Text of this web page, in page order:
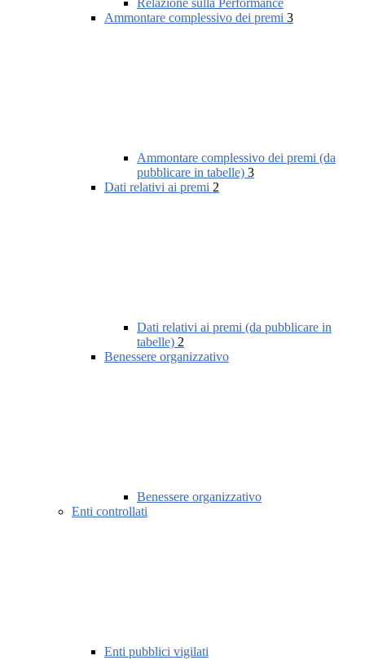
Relazione sulla Performance
Ammontare complessivo dei premi 3
Ammontare complessivo dei premi (da
pubblicare in tabelle) 3
Dati relativi ai premi 2
Dati relativi ai premi (da pubblicare in
tabelle) 2
Benessere organizzativo
Benessere organizzativo
Enti controllati
Enti pubblici vigilati